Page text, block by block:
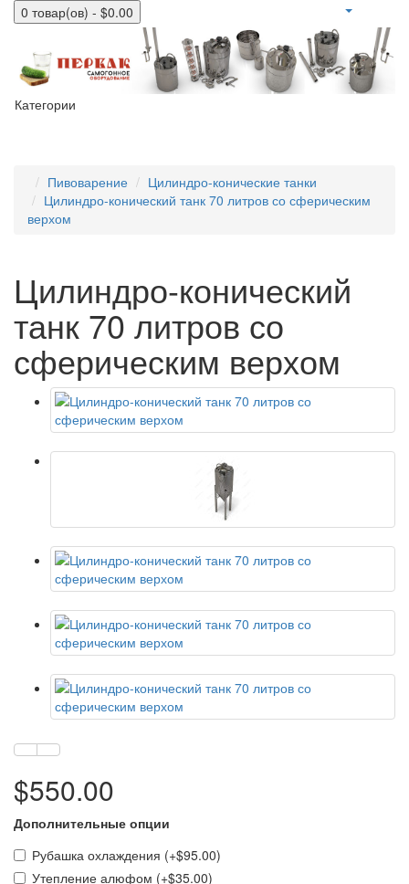
0 товар(ов) - $0.00
Категории
Пивоварение
Цилиндро-конические танки
Цилиндро-конический танк 70 литров со сферическим
верхом
Цилиндро-конический
танк 70 литров со
сферическим верхом
$550.00
Дополнительные опции
Рубашка охлаждения (+$95.00)
Утепление алюфом (+$35.00)